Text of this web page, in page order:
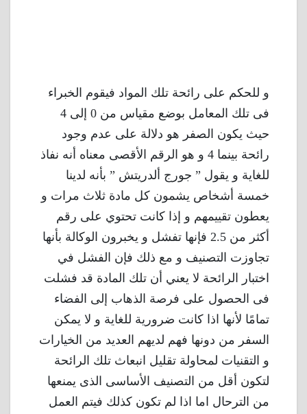
و للحكم على رائحة تلك المواد فيقوم الخبراء
فى تلك المعامل بوضع مقياس من 0 إلى 4
حيث يكون الصفر هو دلالة على عدم وجود
رائحة بينما 4 و هو الرقم الأقصى معناه أنه نفاذ
للغاية و يقول ” جورج ألدريتش ” بأنه لدينا
خمسة أشخاص يشمون كل مادة ثلاث مرات و
يعطون تقييمهم و إذا كانت تحتوي على رقم
أكثر من 2.5 فإنها تفشل و يخبرون الوكالة بأنها
تجاوزت التصنيف و مع ذلك فإن الفشل في
اختبار الرائحة لا يعني أن تلك المادة قد فشلت
فى الحصول على فرصة الذهاب إلى الفضاء
تمامًا لأنها اذا كانت ضرورية للغاية و لا يمكن
السفر من دونها فهم لديهم العديد من الخيارات
و التقنيات لمحاولة تقليل انبعاث تلك الرائحة
لتكون أقل من التصنيف الأساسى الذى يمنعها
من الترحال اما اذا لم تكون كذلك فيتم العمل